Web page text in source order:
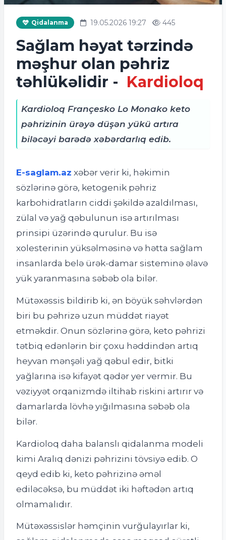
Qidalanma 19.05.2026 19:27 445
Sağlam həyat tərzində
məşhur olan pəhriz
təhlükəlidir - Kardioloq
Kardioloq Françesko Lo Monako keto
pəhrizinin ürəyə düşən yükü artıra
biləcəyi barədə xəbərdarlıq edib.
E-saglam.az xəbər verir ki, həkimin
sözlərinə görə, ketogenik pəhriz
karbohidratların ciddi şəkildə azaldılması,
zülal və yağ qəbulunun isə artırılması
prinsipi üzərində qurulur. Bu isə
xolesterinin yüksəlməsinə və hətta sağlam
insanlarda belə ürək-damar sisteminə əlavə
yük yaranmasına səbəb ola bilər.
Mütəxəssis bildirib ki, ən böyük səhvlərdən
biri bu pəhrizə uzun müddət riayət
etməkdir. Onun sözlərinə görə, keto pəhrizi
tətbiq edənlərin bir çoxu həddindən artıq
heyvan mənşəli yağ qəbul edir, bitki
yağlarına isə kifayət qədər yer vermir. Bu
vəziyyət orqanizmdə iltihab riskini artırır və
damarlarda lövhə yığılmasına səbəb ola
bilər.
Kardioloq daha balanslı qidalanma modeli
kimi Aralıq dənizi pəhrizini tövsiyə edib. O
qeyd edib ki, keto pəhrizinə əməl
ediləcəksə, bu müddət iki həftədən artıq
olmamalıdır.
Mütəxəssislər həmçinin vurğulayırlar ki,